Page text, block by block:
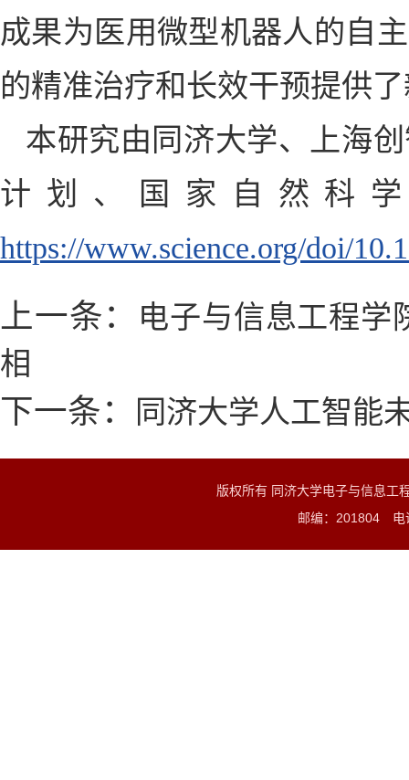
成果为医用微型机器人的自
的精准治疗和长效干预提供
本研究由同济大学、上海
计划、国家自然科
https://www.science.org/doi/
上一条：
电子与信息工程学
相
下一条： 同济大学人工智能
版权所有 同济大学电子与信息
邮编：201804